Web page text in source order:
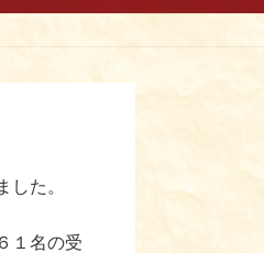
た。
１名の受